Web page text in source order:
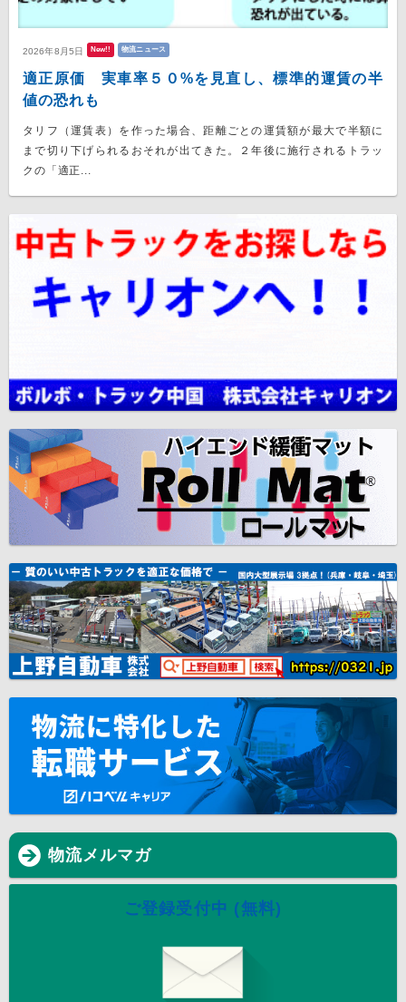
2026年8月5日 New!! 物流ニュース
適正原価 実車率５０%を見直し、標準的運賃の半
値の恐れも
タリフ（運賃表）を作った場合、距離ごとの運賃額が最大で半額に
まで切り下げられるおそれが出てきた。２年後に施行されるトラッ
クの「適正...
物流メルマガ
ご登録受付中 (無料)